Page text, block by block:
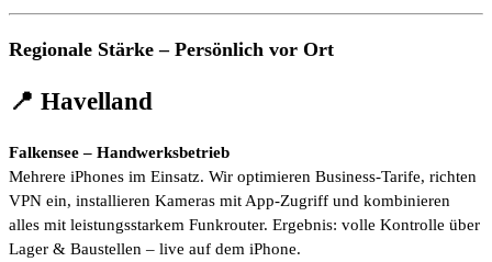
Regionale Stärke – Persönlich vor Ort
📍 Havelland
Falkensee – Handwerksbetrieb
Mehrere iPhones im Einsatz. Wir optimieren Business-Tarife, richten
VPN ein, installieren Kameras mit App-Zugriff und kombinieren
alles mit leistungsstarkem Funkrouter. Ergebnis: volle Kontrolle über
Lager & Baustellen – live auf dem iPhone.